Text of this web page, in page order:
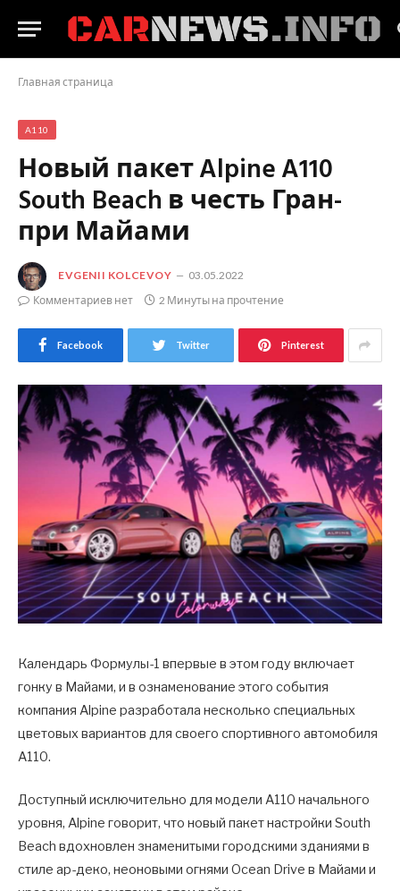
Главная страница
A110
Новый пакет Alpine A110
South Beach в честь Гран-
при Майами
EVGENII KOLCEVOY
03.05.2022
Комментариев нет
2 Минуты на прочтение
Facebook Twitter Pinterest
Календарь Формулы-1 впервые в этом году включает
гонку в Майами, и в ознаменование этого события
компания Alpine разработала несколько специальных
цветовых вариантов для своего спортивного автомобиля
A110.
Доступный исключительно для модели A110 начального
уровня, Alpine говорит, что новый пакет настройки South
Beach вдохновлен знаменитыми городскими зданиями в
стиле ар-деко, неоновыми огнями Ocean Drive в Майами и